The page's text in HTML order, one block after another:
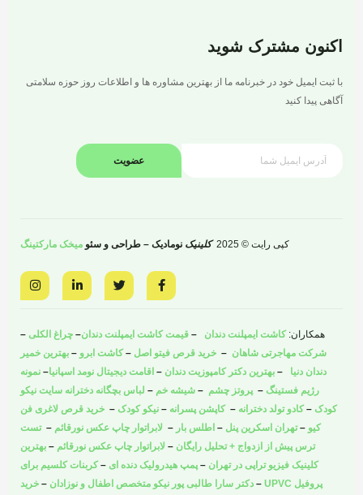
اکنون مشترک شوید
با ثبت ایمیل خود در خبرنامه ما از بهترین مشاوره ها و اطلاعات روز حوزه سلامتی
آگاهی پیدا کنید
عضویت
کپی رایت © 2025 کلینیک نومادیک – طراحی و سئو میخک مارکتینگ
F
a
c
o
o
k
-
w
i
e
r
L
i
n
d
-
n
I
n
s
g
r
a
m
همکاران: کاشت ایمپلنت دندان – قیمت کاشت ایمپلنت دندان– چراغ الکلی –
شرکت مهاجرتی شاهان – خرید قرص فیتو اصل –کاشت ابرو – بهترین خمیر
دندان دنیا – بهترین دکتر کامپوزیت دندان – اقامت دیجیتال نومد اسپانیا– نمونه
رژیم فستینگ – پروتز چشم – شیشه خم – لباس بچگانه دخترانه سایت نیکو
کودک –کادو تولد دخترانه –کاپشن پسرانه – نیکو کودک – خرید قرص لاغری فن
کیو –تهران اسکرین پنل – اطلس بار – لابراتوار چاپ عکس نورقائم –تست
ترس پیش از ازدواج + تحلیل رایگان – لابراتوار چاپ عکس نورقائم – بهترین
کلینیک فیزیو تراپی در تهران – پمپ هیدرولیک دنده ای –کربنات کلسیم برای
پروفیل UPVC
– دکتر سارا طالبی پور نیکو متخصص اطفال و نوزادان – خرید